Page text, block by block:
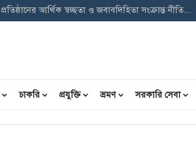
চাকরি প্রযুক্তি ভ্রমণ সরকারি সেবা